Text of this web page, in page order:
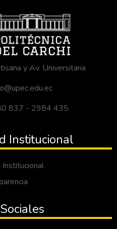
y Av. Universitaria
837 - 2984 435
Institucional